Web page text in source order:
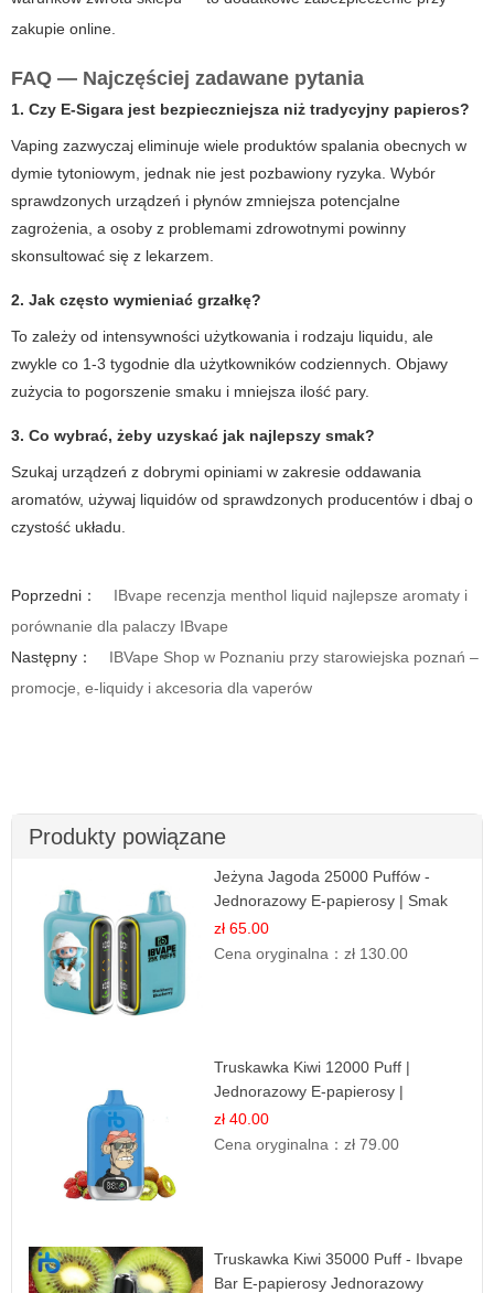
zakupie online.
FAQ — Najczęściej zadawane pytania
1. Czy E-Sigara jest bezpieczniejsza niż tradycyjny papieros?
Vaping zazwyczaj eliminuje wiele produktów spalania obecnych w
dymie tytoniowym, jednak nie jest pozbawiony ryzyka. Wybór
sprawdzonych urządzeń i płynów zmniejsza potencjalne
zagrożenia, a osoby z problemami zdrowotnymi powinny
skonsultować się z lekarzem.
2. Jak często wymieniać grzałkę?
To zależy od intensywności użytkowania i rodzaju liquidu, ale
zwykle co 1-3 tygodnie dla użytkowników codziennych. Objawy
zużycia to pogorszenie smaku i mniejsza ilość pary.
3. Co wybrać, żeby uzyskać jak najlepszy smak?
Szukaj urządzeń z dobrymi opiniami w zakresie oddawania
aromatów, używaj liquidów od sprawdzonych producentów i dbaj o
czystość układu.
Poprzedni：
IBvape recenzja menthol liquid najlepsze aromaty i
porównanie dla palaczy IBvape
Następny：
IBVape Shop w Poznaniu przy starowiejska poznań –
promocje, e-liquidy i akcesoria dla vaperów
Produkty powiązane
Jeżyna Jagoda 25000 Puffów -
Jednorazowy E-papierosy | Smak
Leśnych Owoców
zł 65.00
Cena oryginalna：zł 130.00
Truskawka Kiwi 12000 Puff |
Jednorazowy E-papierosy |
Owocowa Mieszanka
zł 40.00
Cena oryginalna：zł 79.00
Truskawka Kiwi 35000 Puff - Ibvape
Bar E-papierosy Jednorazowy